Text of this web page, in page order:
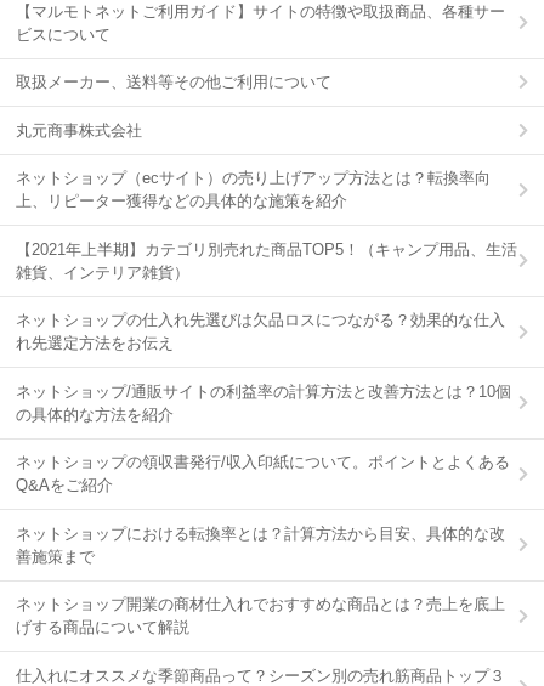
【マルモトネットご利用ガイド】サイトの特徴や取扱商品、各種サー
ビスについて
取扱メーカー、送料等その他ご利用について
丸元商事株式会社
ネットショップ（ecサイト）の売り上げアップ方法とは？転換率向
上、リピーター獲得などの具体的な施策を紹介
【2021年上半期】カテゴリ別売れた商品TOP5！（キャンプ用品、生活
雑貨、インテリア雑貨）
ネットショップの仕入れ先選びは欠品ロスにつながる？効果的な仕入
れ先選定方法をお伝え
ネットショップ/通販サイトの利益率の計算方法と改善方法とは？10個
の具体的な方法を紹介
ネットショップの領収書発行/収入印紙について。ポイントとよくある
Q&Aをご紹介
ネットショップにおける転換率とは？計算方法から目安、具体的な改
善施策まで
ネットショップ開業の商材仕入れでおすすめな商品とは？売上を底上
げする商品について解説
仕入れにオススメな季節商品って？シーズン別の売れ筋商品トップ３